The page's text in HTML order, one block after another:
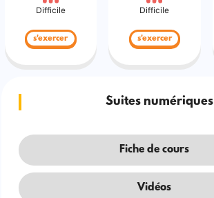
Difficile
s'exercer
Difficile
s'exercer
Suites numériques
Fiche de cours
Vidéos